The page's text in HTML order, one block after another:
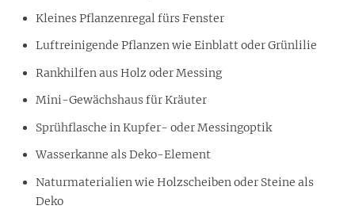
Kleines Pflanzenregal fürs Fenster
Luftreinigende Pflanzen wie Einblatt oder Grünlilie
Rankhilfen aus Holz oder Messing
Mini-Gewächshaus für Kräuter
Sprühflasche in Kupfer- oder Messingoptik
Wasserkanne als Deko-Element
Naturmaterialien wie Holzscheiben oder Steine als
Deko